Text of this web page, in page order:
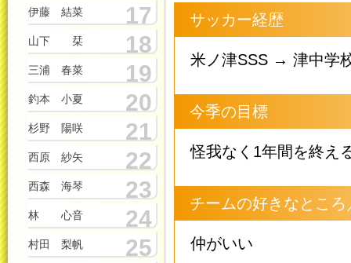
伊藤 結菜 17
山下 栞 18
三浦 春菜 19
釣本 小夏 20
杉野 陽咲 21
西原 紗矢 22
西森 海琴 23
林 心音 24
村田 梨帆 25
サッカー経歴
米ノ津SSS → 津中学
今季の目標
怪我なく1年間を終え
チームの好きなとこ
仲がいい